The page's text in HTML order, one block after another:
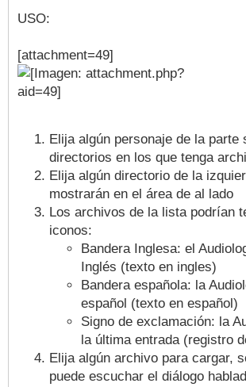
USO:
[attachment=49]
Elija algún personaje de la parte
directorios en los que tenga
Elija algún directorio de la
mostrarán en el área de al lado
Los archivos de la lista podrían
iconos:
Bandera Inglesa: el
Inglés (texto en ingles)
Bandera española: la
español (texto en español)
Signo de exclamación: la
la última entrada (registro
Elija algún archivo para cargar,
puede escuchar el diálogo